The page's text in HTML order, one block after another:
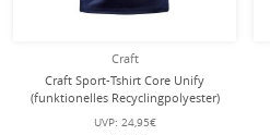
Craft
Craft Sport-Tshirt Core Unify
(funktionelles Recyclingpolyester)
navyblau Herren
UVP: 24,95€